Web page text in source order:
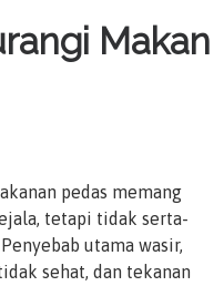
Makan
pedas memang
tetapi tidak serta-
utama wasir,
sehat, dan tekanan